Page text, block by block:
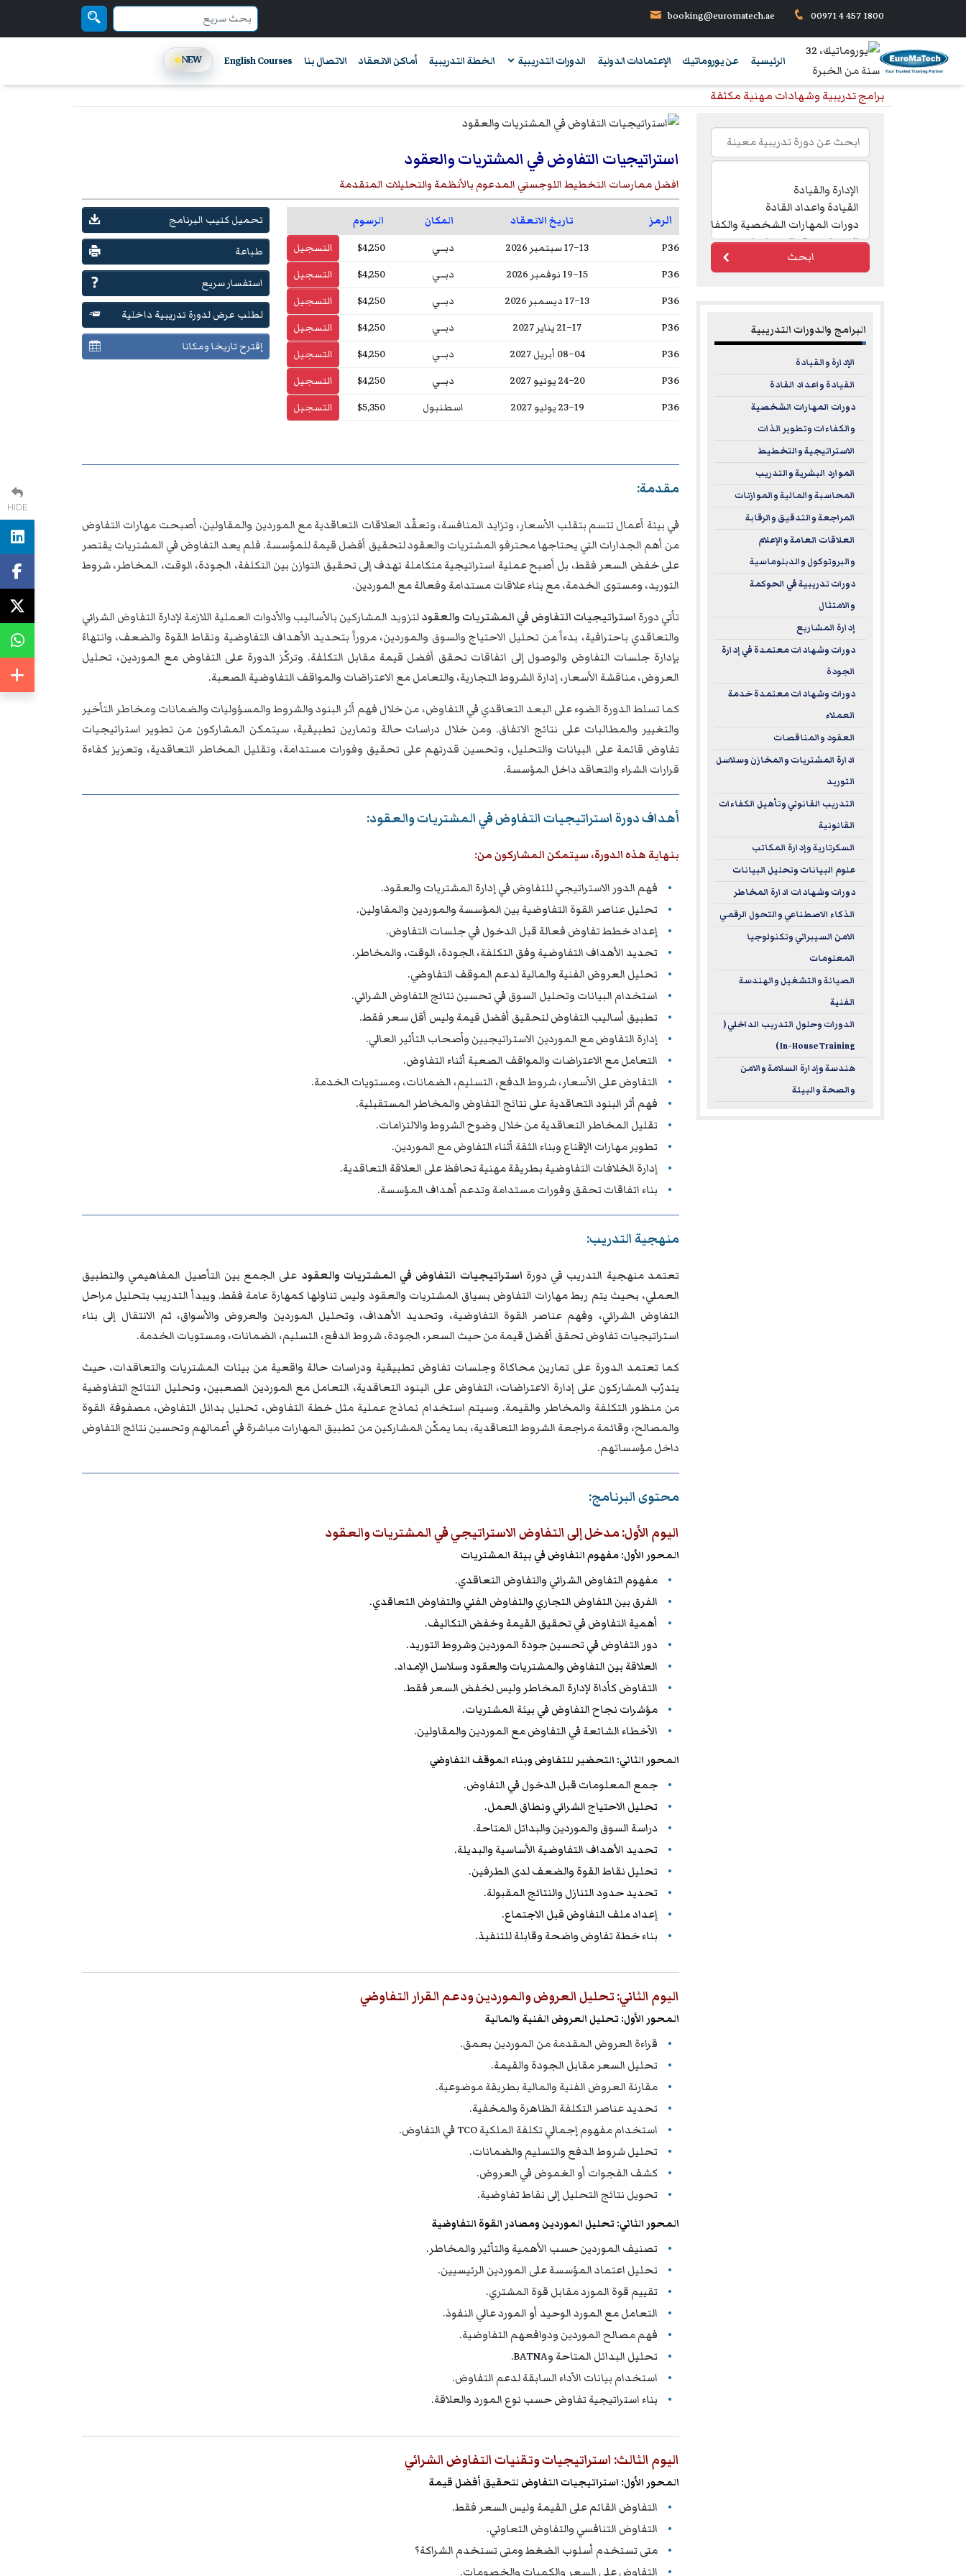
00971 4 457 1800
booking@euromatech.ae
الرئيسية عن يوروماتيك الإعتمادات الدولية الدورات التدريبية الخطة التدريبية أماكن الانعقاد الاتصال بنا English Courses
NEW
برامج تدريبية وشهادات مهنية مكثفة
استراتيجيات التفاوض في المشتريات والعقود
افضل ممارسات التخطيط اللوجستي المدعوم بالأنظمة والتحليلات المتقدمة
الرمز تاريخ الانعقاد المكان الرسوم
P36 13–17 سبتمبر 2026 دبــي $4,250 التسجيل
P36 15–19 نوفمبر 2026 دبــي $4,250 التسجيل
P36 13–17 ديسمبر 2026 دبــي $4,250 التسجيل
P36 17–21 يناير 2027 دبــي $4,250 التسجيل
P36 04–08 أبريل 2027 دبــي $4,250 التسجيل
P36 20–24 يونيو 2027 دبــي $4,250 التسجيل
P36 19–23 يوليو 2027 اسطنبول $5,350 التسجيل
تحميل كتيب البرنامج
طباعة
استفسار سريع
لطلب عرض لدورة تدريبية داخلية
إقترح تاريخا ومكانا
مقدمة:
في بيئة أعمال تتسم بتقلب الأسعار، وتزايد المنافسة، وتعقّد العلاقات التعاقدية مع الموردين والمقاولين، أصبحت مهارات التفاوض
من أهم الجدارات التي يحتاجها محترفو المشتريات والعقود لتحقيق أفضل قيمة للمؤسسة. فلم يعد التفاوض في المشتريات يقتصر
على خفض السعر فقط، بل أصبح عملية استراتيجية متكاملة تهدف إلى تحقيق التوازن بين التكلفة، الجودة، الوقت، المخاطر، شروط
التوريد، ومستوى الخدمة، مع بناء علاقات مستدامة وفعالة مع الموردين.
تأتي دورة استراتيجيات التفاوض في المشتريات والعقودلتزويد المشاركين بالأساليب والأدوات العملية اللازمة لإدارة التفاوض الشرائي
والتعاقدي باحترافية، بدءاً من تحليل الاحتياج والسوق والموردين، مروراً بتحديد الأهداف التفاوضية ونقاط القوة والضعف، وانتهاءً
بإدارة جلسات التفاوض والوصول إلى اتفاقات تحقق أفضل قيمة مقابل التكلفة. وتركّز الدورة على التفاوض مع الموردين، تحليل
العروض، مناقشة الأسعار، إدارة الشروط التجارية، والتعامل مع الاعتراضات والمواقف التفاوضية الصعبة.
كما تسلط الدورة الضوء على البعد التعاقدي في التفاوض، من خلال فهم أثر البنود والشروط والمسؤوليات والضمانات ومخاطر التأخير
والتغيير والمطالبات على نتائج الاتفاق. ومن خلال دراسات حالة وتمارين تطبيقية، سيتمكن المشاركون من تطوير استراتيجيات
تفاوض قائمة على البيانات والتحليل، وتحسين قدرتهم على تحقيق وفورات مستدامة، وتقليل المخاطر التعاقدية، وتعزيز كفاءة
قرارات الشراء والتعاقد داخل المؤسسة.
أهداف دورة استراتيجيات التفاوض في المشتريات والعقود:
بنهاية هذه الدورة، سيتمكن المشاركون من:
فهم الدور الاستراتيجي للتفاوض في إدارة المشتريات والعقود.
تحليل عناصر القوة التفاوضية بين المؤسسة والموردين والمقاولين.
إعداد خطط تفاوض فعالة قبل الدخول في جلسات التفاوض.
تحديد الأهداف التفاوضية وفق التكلفة، الجودة، الوقت، والمخاطر.
تحليل العروض الفنية والمالية لدعم الموقف التفاوضي.
استخدام البيانات وتحليل السوق في تحسين نتائج التفاوض الشرائي.
تطبيق أساليب التفاوض لتحقيق أفضل قيمة وليس أقل سعر فقط.
إدارة التفاوض مع الموردين الاستراتيجيين وأصحاب التأثير العالي.
التعامل مع الاعتراضات والمواقف الصعبة أثناء التفاوض.
التفاوض على الأسعار، شروط الدفع، التسليم، الضمانات، ومستويات الخدمة.
فهم أثر البنود التعاقدية على نتائج التفاوض والمخاطر المستقبلية.
تقليل المخاطر التعاقدية من خلال وضوح الشروط والالتزامات.
تطوير مهارات الإقناع وبناء الثقة أثناء التفاوض مع الموردين.
إدارة الخلافات التفاوضية بطريقة مهنية تحافظ على العلاقة التعاقدية.
بناء اتفاقات تحقق وفورات مستدامة وتدعم أهداف المؤسسة.
منهجية التدريب:
تعتمد منهجية التدريب في دورة استراتيجيات التفاوض في المشتريات والعقود على الجمع بين التأصيل المفاهيمي والتطبيق
العملي، بحيث يتم ربط مهارات التفاوض بسياق المشتريات والعقود وليس تناولها كمهارة عامة فقط. ويبدأ التدريب بتحليل مراحل
التفاوض الشرائي، وفهم عناصر القوة التفاوضية، وتحديد الأهداف، وتحليل الموردين والعروض والأسواق، ثم الانتقال إلى بناء
استراتيجيات تفاوض تحقق أفضل قيمة من حيث السعر، الجودة، شروط الدفع، التسليم، الضمانات، ومستويات الخدمة.
كما تعتمد الدورة على تمارين محاكاة وجلسات تفاوض تطبيقية ودراسات حالة واقعية من بيئات المشتريات والتعاقدات، حيث
يتدرّب المشاركون على إدارة الاعتراضات، التفاوض على البنود التعاقدية، التعامل مع الموردين الصعبين، وتحليل النتائج التفاوضية
من منظور التكلفة والمخاطر والقيمة. وسيتم استخدام نماذج عملية مثل خطة التفاوض، تحليل بدائل التفاوض، مصفوفة القوة
والمصالح، وقائمة مراجعة الشروط التعاقدية، بما يمكّن المشاركين من تطبيق المهارات مباشرة في أعمالهم وتحسين نتائج التفاوض
داخل مؤسساتهم.
محتوى البرنامج:
اليوم الأول: مدخل إلى التفاوض الاستراتيجي في المشتريات والعقود
المحور الأول: مفهوم التفاوض في بيئة المشتريات
مفهوم التفاوض الشرائي والتفاوض التعاقدي.
الفرق بين التفاوض التجاري والتفاوض الفني والتفاوض التعاقدي.
أهمية التفاوض في تحقيق القيمة وخفض التكاليف.
دور التفاوض في تحسين جودة الموردين وشروط التوريد.
العلاقة بين التفاوض والمشتريات والعقود وسلاسل الإمداد.
التفاوض كأداة لإدارة المخاطر وليس لخفض السعر فقط.
مؤشرات نجاح التفاوض في بيئة المشتريات.
الأخطاء الشائعة في التفاوض مع الموردين والمقاولين.
المحور الثاني: التحضير للتفاوض وبناء الموقف التفاوضي
جمع المعلومات قبل الدخول في التفاوض.
تحليل الاحتياج الشرائي ونطاق العمل.
دراسة السوق والموردين والبدائل المتاحة.
تحديد الأهداف التفاوضية الأساسية والبديلة.
تحليل نقاط القوة والضعف لدى الطرفين.
تحديد حدود التنازل والنتائج المقبولة.
إعداد ملف التفاوض قبل الاجتماع.
بناء خطة تفاوض واضحة وقابلة للتنفيذ.
اليوم الثاني: تحليل العروض والموردين ودعم القرار التفاوضي
المحور الأول: تحليل العروض الفنية والمالية
قراءة العروض المقدمة من الموردين بعمق.
تحليل السعر مقابل الجودة والقيمة.
مقارنة العروض الفنية والمالية بطريقة موضوعية.
تحديد عناصر التكلفة الظاهرة والمخفية.
استخدام مفهوم إجمالي تكلفة الملكية TCO في التفاوض.
تحليل شروط الدفع والتسليم والضمانات.
كشف الفجوات أو الغموض في العروض.
تحويل نتائج التحليل إلى نقاط تفاوضية.
المحور الثاني: تحليل الموردين ومصادر القوة التفاوضية
تصنيف الموردين حسب الأهمية والتأثير والمخاطر.
تحليل اعتماد المؤسسة على الموردين الرئيسيين.
تقييم قوة المورد مقابل قوة المشتري.
التعامل مع المورد الوحيد أو المورد عالي النفوذ.
فهم مصالح الموردين ودوافعهم التفاوضية.
تحليل البدائل المتاحة وBATNA.
استخدام بيانات الأداء السابقة لدعم التفاوض.
بناء استراتيجية تفاوض حسب نوع المورد والعلاقة.
اليوم الثالث: استراتيجيات وتقنيات التفاوض الشرائي
المحور الأول: استراتيجيات التفاوض لتحقيق أفضل قيمة
التفاوض القائم على القيمة وليس السعر فقط.
التفاوض التنافسي والتفاوض التعاوني.
متى تستخدم أسلوب الضغط ومتى تستخدم الشراكة؟
التفاوض على السعر والكميات والخصومات.
ابحث
البرامج والدورات التدريبية
الإدارة والقيادة
القيادة واعداد القادة
دورات المهارات الشخصية
والكفاءات وتطوير الذات
الاستراتيجية والتخطيط
الموارد البشرية والتدريب
المحاسبة والمالية والموازنات
المراجعة والتدقيق والرقابة
العلاقات العامة والإعلام
والبروتوكول والدبلوماسية
دورات تدريبية في الحوكمة
والامتثال
إدارة المشاريع
دورات وشهادات معتمدة في إدارة
الجودة
دورات وشهادات معتمدة خدمة
العملاء
العقود والمناقصات
ادارة المشتريات والمخازن وسلاسل
التوريد
التدريب القانوني وتأهيل الكفاءات
القانونية
السكرتارية وإدارة المكاتب
علوم البيانات وتحليل البيانات
دورات وشهادات ادارة المخاطر
الذكاء الاصطناعي والتحول الرقمي
الامن السيبراني وتكنولوجيا
المعلومات
الصيانة والتشغيل والهندسة
الفنية
الدورات وحلول التدريب الداخلي (
In-House Training )
هندسة وإدارة السلامة والامن
والصحة والبيئة
HIDE